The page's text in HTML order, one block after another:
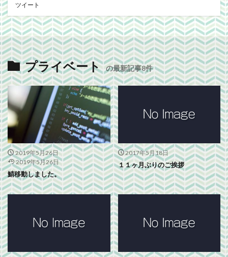
ツイート
プライベート の最新記事8件
2019年5月26日
2019年5月26日
鯖移動しました。
2017年5月18日
１１ヶ月ぶりのご挨拶